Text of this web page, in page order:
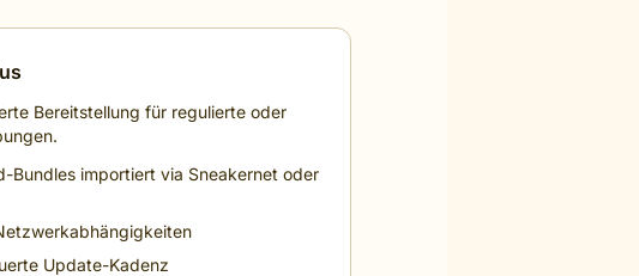
Bereitstellung für regulierte oder
Bundles importiert via Sneakernet oder
Update-Kadenz